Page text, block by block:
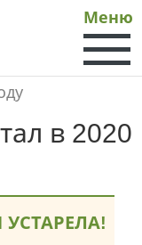
Меню
в 2020